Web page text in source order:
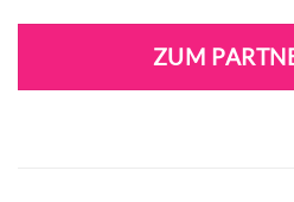
war:
86,00 €
ZUM